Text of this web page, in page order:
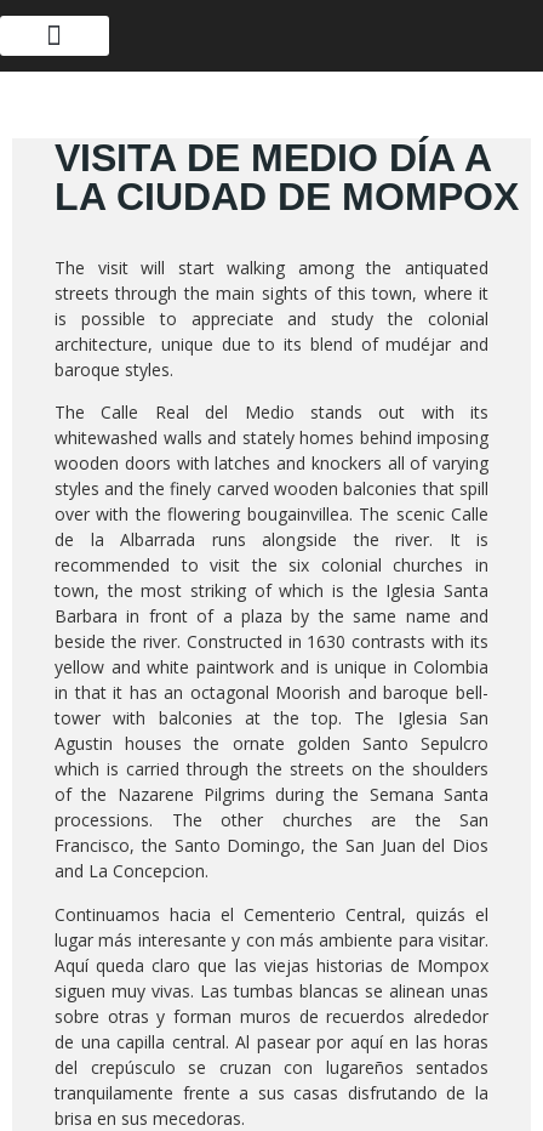
VISITA DE MEDIO DÍA A
LA CIUDAD DE MOMPOX
The visit will start walking among the antiquated
streets through the main sights of this town, where it
is possible to appreciate and study the colonial
architecture, unique due to its blend of mudéjar and
baroque styles.
The Calle Real del Medio stands out with its
whitewashed walls and stately homes behind imposing
wooden doors with latches and knockers all of varying
styles and the finely carved wooden balconies that spill
over with the flowering bougainvillea. The scenic Calle
de la Albarrada runs alongside the river. It is
recommended to visit the six colonial churches in
town, the most striking of which is the Iglesia Santa
Barbara in front of a plaza by the same name and
beside the river. Constructed in 1630 contrasts with its
yellow and white paintwork and is unique in Colombia
in that it has an octagonal Moorish and baroque bell-
tower with balconies at the top. The Iglesia San
Agustin houses the ornate golden Santo Sepulcro
which is carried through the streets on the shoulders
of the Nazarene Pilgrims during the Semana Santa
processions. The other churches are the San
Francisco, the Santo Domingo, the San Juan del Dios
and La Concepcion.
Continuamos hacia el Cementerio Central, quizás el
lugar más interesante y con más ambiente para visitar.
Aquí queda claro que las viejas historias de Mompox
siguen muy vivas. Las tumbas blancas se alinean unas
sobre otras y forman muros de recuerdos alrededor
de una capilla central. Al pasear por aquí en las horas
del crepúsculo se cruzan con lugareños sentados
tranquilamente frente a sus casas disfrutando de la
brisa en sus mecedoras.